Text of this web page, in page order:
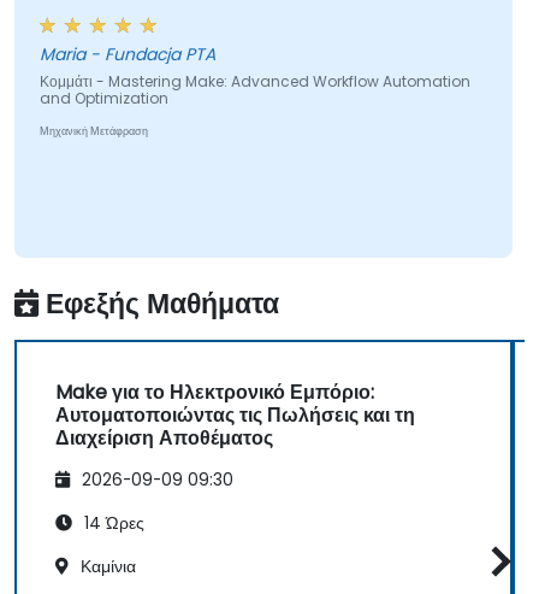
Maria - Fundacja PTA
Κομμάτι - Mastering Make: Advanced Workflow Automation
and Optimization
Μηχανική Μετάφραση
Εφεξής Μαθήματα
Make για το Ηλεκτρονικό Εμπόριο:
Αυτοματοποιώντας τις Πωλήσεις και τη
Διαχείριση Αποθέματος
2026-09-09 09:30
14 Ώρες
Καμίνια